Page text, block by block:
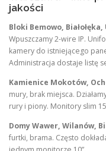
jakości
Bloki Bemowo, Białołęka,
Wpuszczamy 2-wire IP.
kamery do istniejącego
Administracja dostaje listę
Kamienice Mokotów,
mury, brak miejsca.
rury i piony. Monitory slim
Domy Wawer, Wilanów,
furtki, brama. Często